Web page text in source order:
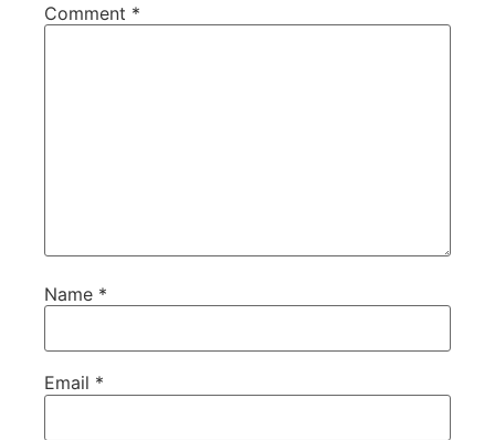
Comment *
Name *
Email *